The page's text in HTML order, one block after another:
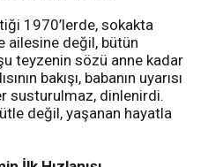
1970’lerde, sokakta
ailesine değil, bütün
teyzenin sözü anne kadar
bakışı, babanın uyarısı
susturulmaz, dinlenirdi.
değil, yaşanan hayatla